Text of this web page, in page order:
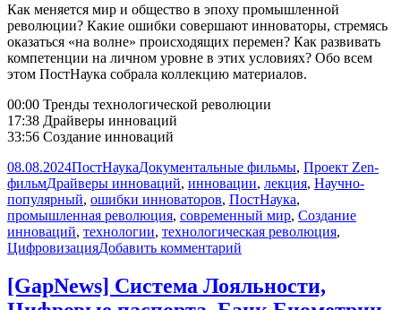
Как меняется мир и общество в эпоху промышленной
революции? Какие ошибки совершают инноваторы, стремясь
оказаться «на волне» происходящих перемен? Как развивать
компетенции на личном уровне в этих условиях? Обо всем
этом ПостНаука собрала коллекцию материалов.
00:00 Тренды технологической революции
17:38 Драйверы инноваций
33:56 Создание инноваций
Опубликовано
08.08.2024Автор
ПостНаукаРубрики
Документальные фильмы, Проект Zen-
фильмМетки
Драйверы инноваций, инновации, лекция, Научно-
популярный, ошибки инноваторов, ПостНаука,
промышленная революция, современный мир, Создание
инноваций, технологии, технологическая революция,
ЦифровизацияДобавить комментарий
жить
[GapNews] Система Лояльности,